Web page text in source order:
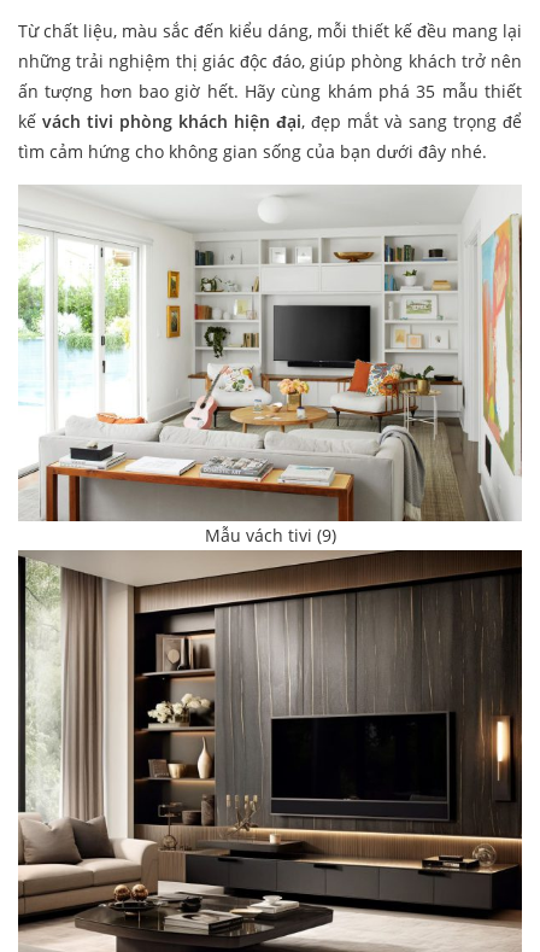
Từ chất liệu, màu sắc đến kiểu dáng, mỗi thiết kế đều mang lại
những trải nghiệm thị giác độc đáo, giúp phòng khách trở nên
ấn tượng hơn bao giờ hết. Hãy cùng khám phá 35 mẫu thiết
kế vách tivi phòng khách hiện đại, đẹp mắt và sang trọng để
tìm cảm hứng cho không gian sống của bạn dưới đây nhé.
Mẫu vách tivi (9)